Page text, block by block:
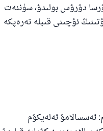
دۇرۇس بولىدۇ، سۈننەت
ئۇچىنى قىبلە تەرەپكە
ئەسسالامۇ ئەلەيكۇم